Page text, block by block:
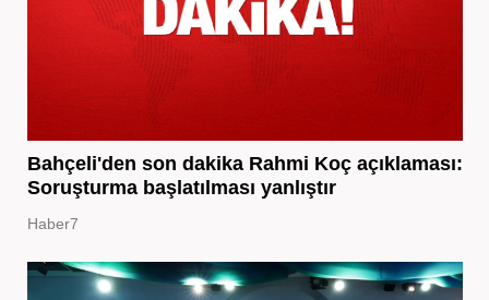
Bahçeli'den son dakika Rahmi Koç açıklaması:
Soruşturma başlatılması yanlıştır
Haber7